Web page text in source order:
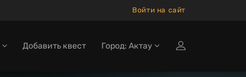
Войти на сайт
Добавить квест Город: Актау